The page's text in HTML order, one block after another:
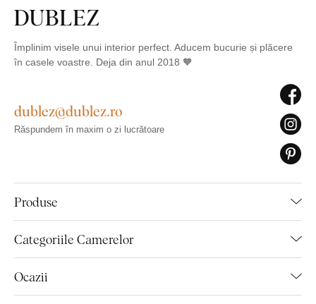
Împlinim visele unui interior perfect. Aducem bucurie și plăcere
în casele voastre. Deja din anul 2018 🧡
Produse
Categoriile Camerelor
Ocazii
dublez@dublez.ro
Răspundem în maxim o zi lucrătoare